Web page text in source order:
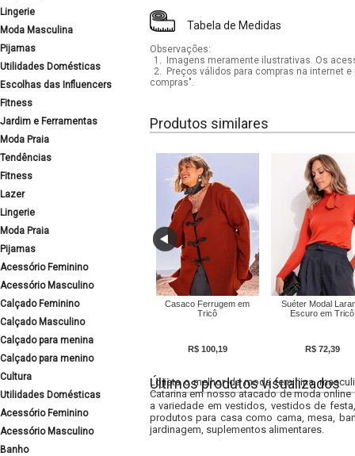
Lingerie
Moda Masculina
Pijamas
Utilidades Domésticas
Escolhas das Influencers
Fitness
Jardim e Ferramentas
Moda Praia
Tendências
Fitness
Lazer
Lingerie
Moda Praia
Pijamas
Acessório Feminino
Acessório Masculino
Calçado Feminino
Calçado Masculino
Calçado para menina
Calçado para menino
Cultura
Utilidades Domésticas
Acessório Feminino
Acessório Masculino
Banho
Tabela de Medidas
Observações:
1.
Imagens meramente ilustrativas. Os
2.
Preços válidos para compras na internet
compras".
Produtos similares
Casaco Ferrugem em
Tricô
R$ 100,19
Suéter Modal
Escuro em Tricô
R$ 72,39
Últimos produtos visualizados
Lojista o melhor da moda feminina,
Catarina em nosso atacado de moda
a variedade em vestidos, vestidos de
produtos para casa como cama, mesa,
jardinagem, suplementos alimentares.